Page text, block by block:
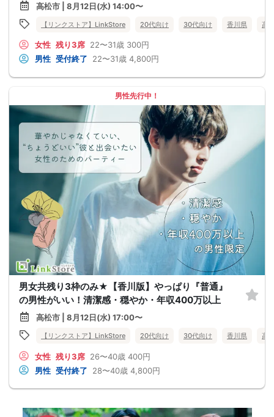
高松市 | 8月12日(水) 14:00〜
【リンクストア】LinkStore 20代向け 30代向け 香川県 高
女性 残り3席 22〜31歳 300円
男性 受付終了 22〜31歳 4,800円
男性先行中！
男女共残り3枠のみ★【香川版】やっぱり『普通』
の男性がいい！清潔感・穏やか・年収400万以上
高松市 | 8月12日(水) 17:00〜
【リンクストア】LinkStore 20代向け 30代向け 香川県 高
女性 残り3席 26〜40歳 400円
男性 受付終了 28〜40歳 4,800円